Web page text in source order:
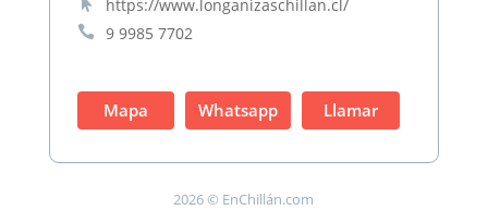
https://www.longanizaschillan.cl/
 9 9985 7702
Mapa Whatsapp Llamar
2026 © EnChillán.com